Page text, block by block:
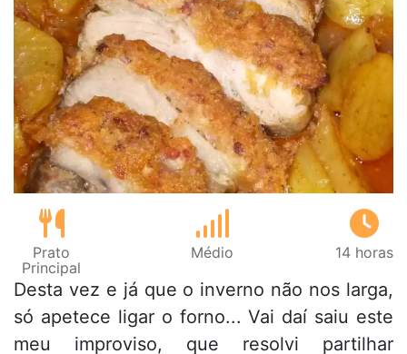
Prato
Principal
Médio 14 horas
Desta vez e já que o inverno não nos larga,
só apetece ligar o forno... Vai daí saiu este
meu improviso, que resolvi partilhar